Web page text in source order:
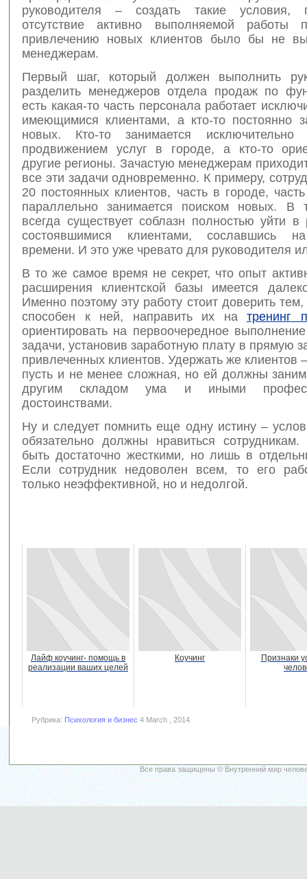
руководителя – создать такие условия,
отсутствие активно выполняемой работы
привлечению новых клиентов было бы не
менеджерам.
Первый шаг, который должен выполнить
разделить менеджеров отдела продаж по
есть какая-то часть персонала работает
имеющимися клиентами, а кто-то постоянно
новых. Кто-то занимается
продвижением услуг в городе, а кто-то
другие регионы. Зачастую менеджерам
все эти задачи одновременно. К примеру,
20 постоянных клиентов, часть в городе,
параллельно занимается поиском новых. В
всегда существует соблазн полностью уйти
состоявшимися клиентами, сославшись
времени. И это уже чревато для руководителя
В то же самое время не секрет, что опыт
расширения клиентской базы имеется
Именно поэтому эту работу стоит доверить
способен к ней, направить их на тренинг
ориентировать на первоочередное
задачи, установив заработную плату в прямую
привлеченных клиентов. Удержать же клиентов
пусть и не менее сложная, но ей должны
другим складом ума и иными
достоинствами.
Ну и следует помнить еще одну истину –
обязательно должны нравиться
быть достаточно жесткими, но лишь в
Если сотрудник недоволен всем, то его
только неэффективной, но и недолгой.
Лайф коучинг- помощь в
реализации ваших целей
Коучинг
Признаки
Рубрика: Психология и бизнес 4 March , 2014
Все права защищены © Внутренний мир